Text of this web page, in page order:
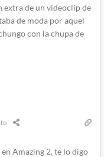
extra de un videoclip de
de moda por aquel
con la chupa de
Amazing 2, te lo digo